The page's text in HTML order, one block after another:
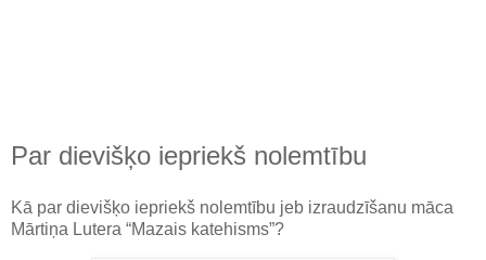
Par dievišķo iepriekš nolemtību
Kā par dievišķo iepriekš nolemtību jeb izraudzīšanu māca
Mārtiņa Lutera “Mazais katehisms”?